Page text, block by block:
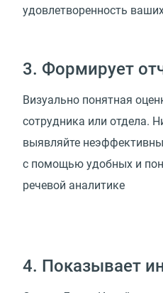
удовлетворенность
3. Формирует
Визуально понятная
сотрудника или отдела.
выявляйте
с помощью удобных и
речевой аналитике
4. Показывает